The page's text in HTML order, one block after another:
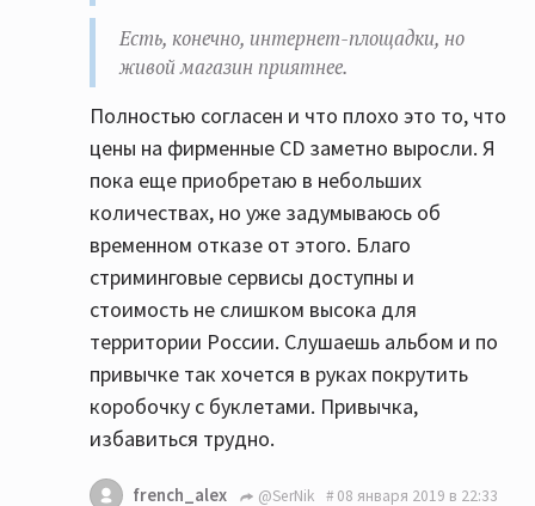
Есть, конечно, интернет-площадки, но
живой магазин приятнее.
Полностью согласен и что плохо это то, что
цены на фирменные CD заметно выросли. Я
пока еще приобретаю в небольших
количествах, но уже задумываюсь об
временном отказе от этого. Благо
стриминговые сервисы доступны и
стоимость не слишком высока для
территории России. Слушаешь альбом и по
привычке так хочется в руках покрутить
коробочку с буклетами. Привычка,
избавиться трудно.
french_alex @SerNik 08 января 2019 в 22:33